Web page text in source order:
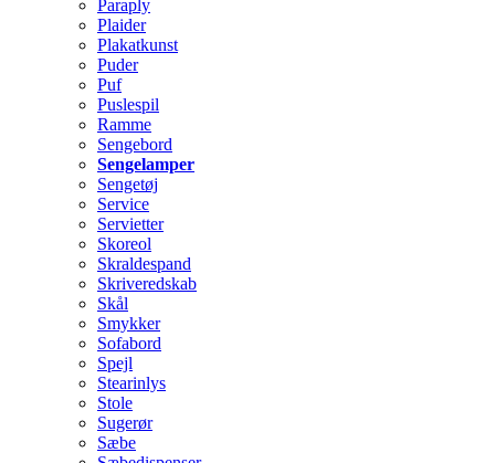
Paraply
Plaider
Plakatkunst
Puder
Puf
Puslespil
Ramme
Sengebord
Sengelamper
Sengetøj
Service
Servietter
Skoreol
Skraldespand
Skriveredskab
Skål
Smykker
Sofabord
Spejl
Stearinlys
Stole
Sugerør
Sæbe